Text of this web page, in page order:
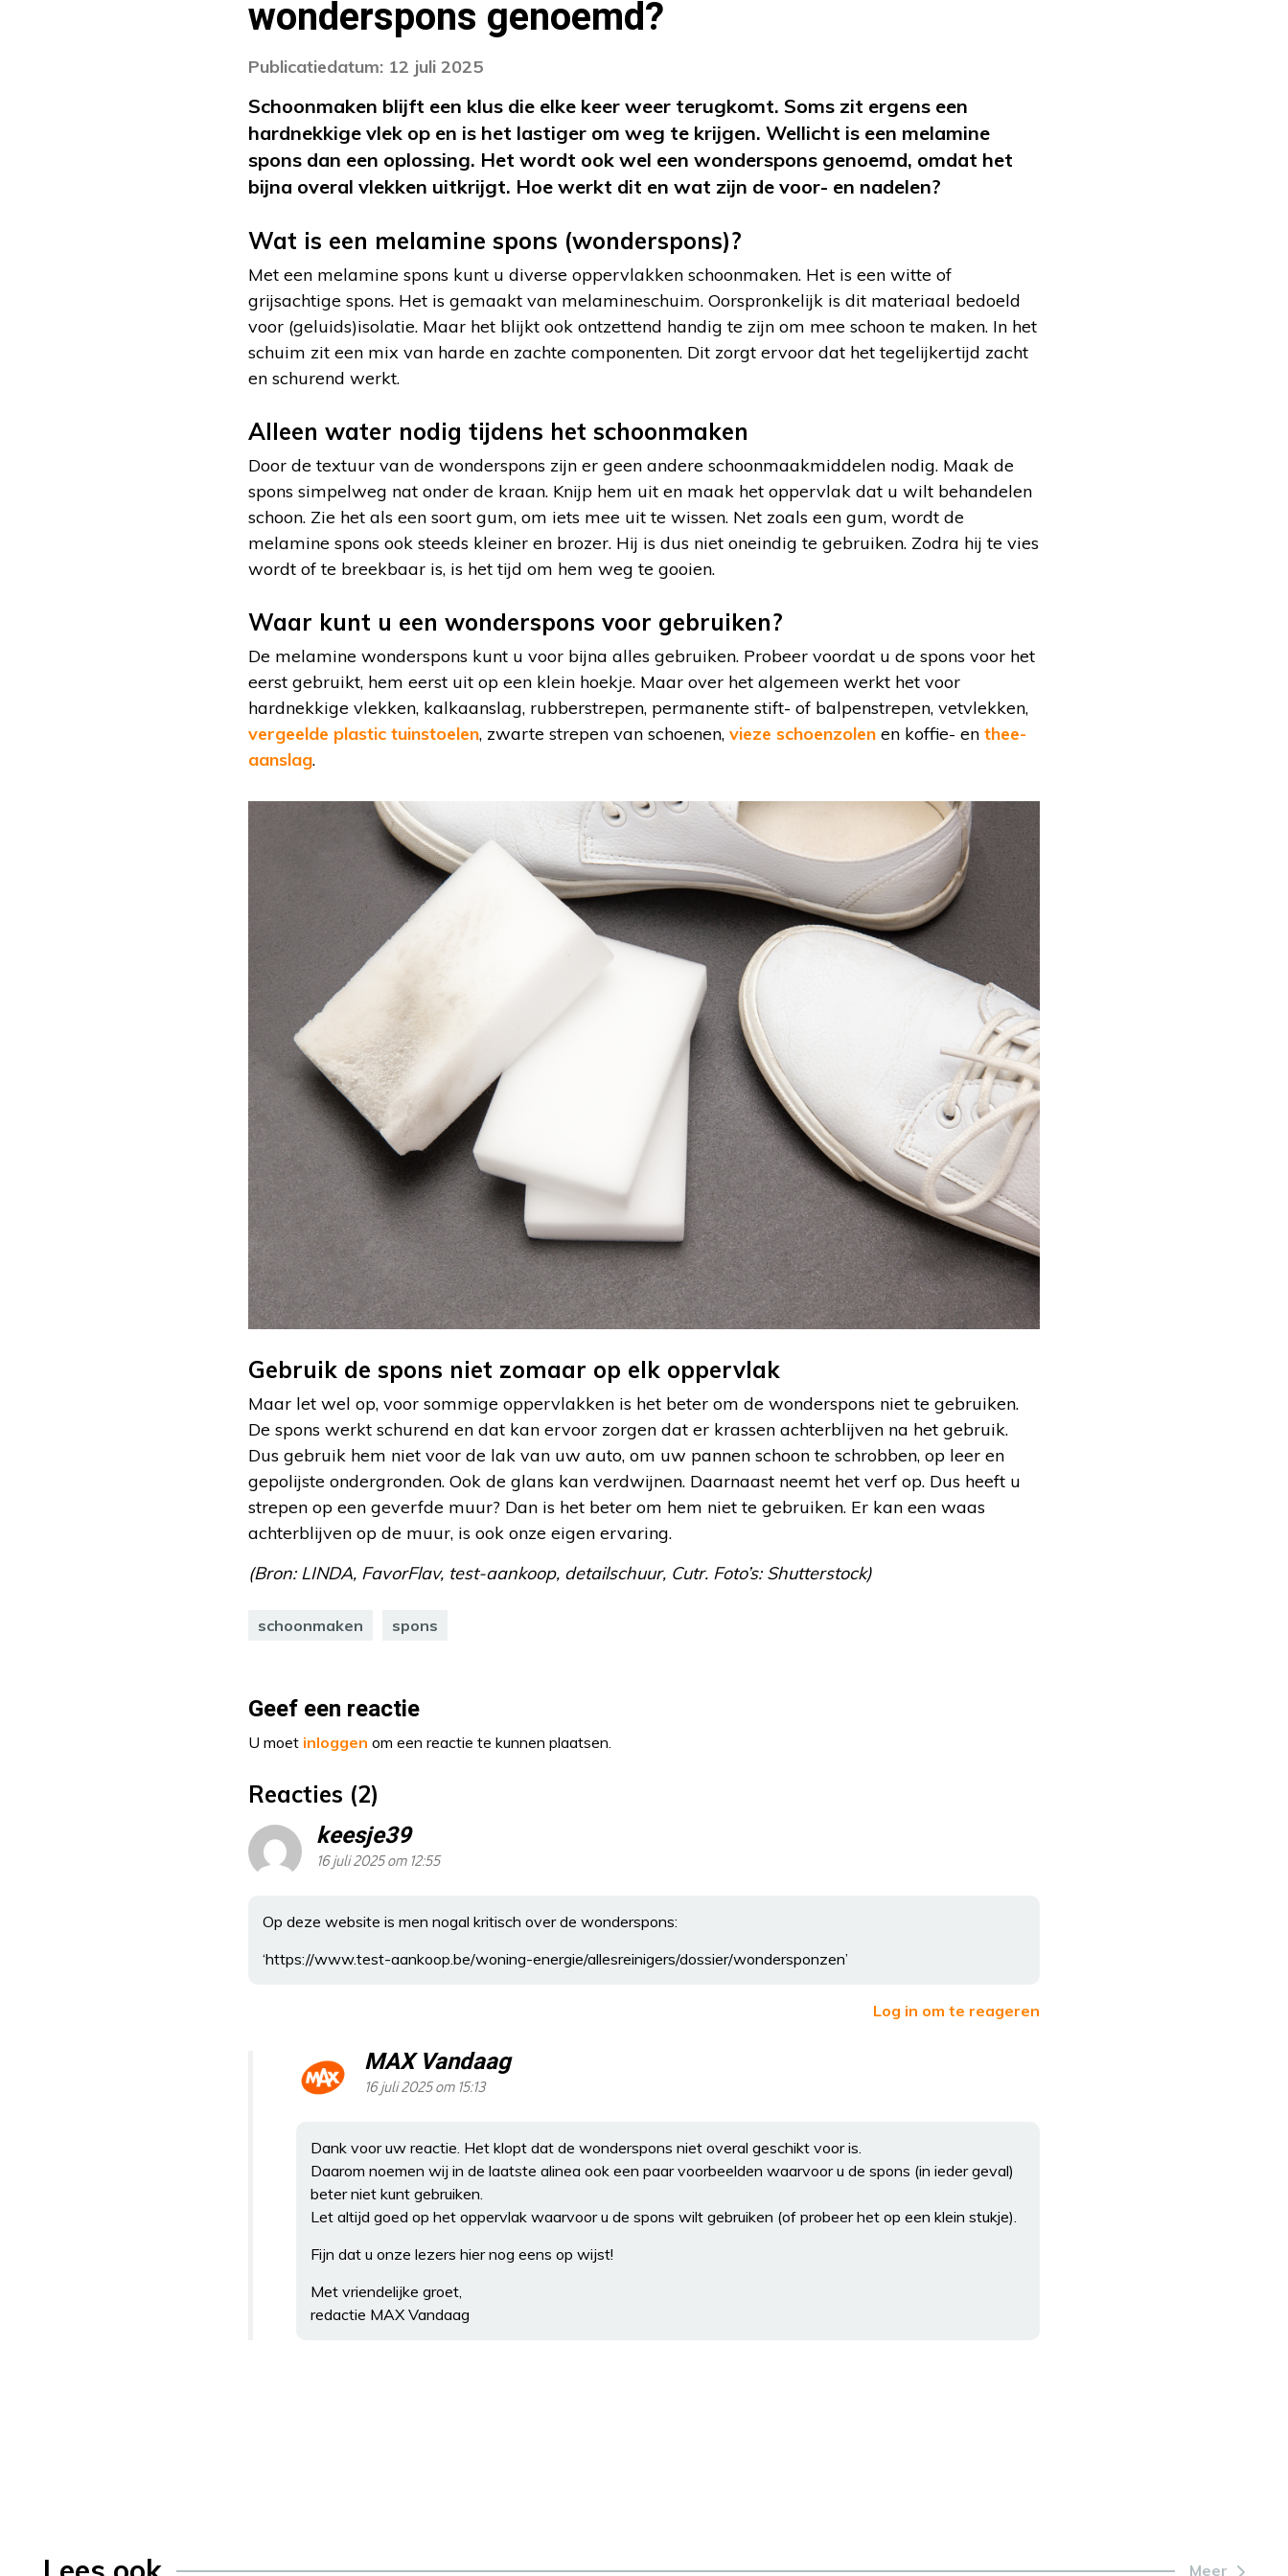
wonderspons genoemd?
Publicatiedatum: 12 juli 2025
Schoonmaken blijft een klus die elke keer weer terugkomt. Soms zit ergens een
hardnekkige vlek op en is het lastiger om weg te krijgen. Wellicht is een melamine
spons dan een oplossing. Het wordt ook wel een wonderspons genoemd, omdat het
bijna overal vlekken uitkrijgt. Hoe werkt dit en wat zijn de voor- en nadelen?
Wat is een melamine spons (wonderspons)?
Met een melamine spons kunt u diverse oppervlakken schoonmaken. Het is een witte of
grijsachtige spons. Het is gemaakt van melamineschuim. Oorspronkelijk is dit materiaal bedoeld
voor (geluids)isolatie. Maar het blijkt ook ontzettend handig te zijn om mee schoon te maken. In het
schuim zit een mix van harde en zachte componenten. Dit zorgt ervoor dat het tegelijkertijd zacht
en schurend werkt.
Alleen water nodig tijdens het schoonmaken
Door de textuur van de wonderspons zijn er geen andere schoonmaakmiddelen nodig. Maak de
spons simpelweg nat onder de kraan. Knijp hem uit en maak het oppervlak dat u wilt behandelen
schoon. Zie het als een soort gum, om iets mee uit te wissen. Net zoals een gum, wordt de
melamine spons ook steeds kleiner en brozer. Hij is dus niet oneindig te gebruiken. Zodra hij te vies
wordt of te breekbaar is, is het tijd om hem weg te gooien.
Waar kunt u een wonderspons voor gebruiken?
De melamine wonderspons kunt u voor bijna alles gebruiken. Probeer voordat u de spons voor het
eerst gebruikt, hem eerst uit op een klein hoekje. Maar over het algemeen werkt het voor
hardnekkige vlekken, kalkaanslag, rubberstrepen, permanente stift- of balpenstrepen, vetvlekken,
vergeelde plastic tuinstoelen, zwarte strepen van schoenen, vieze schoenzolen en koffie- en thee-
aanslag.
Gebruik de spons niet zomaar op elk oppervlak
Maar let wel op, voor sommige oppervlakken is het beter om de wonderspons niet te gebruiken.
De spons werkt schurend en dat kan ervoor zorgen dat er krassen achterblijven na het gebruik.
Dus gebruik hem niet voor de lak van uw auto, om uw pannen schoon te schrobben, op leer en
gepolijste ondergronden. Ook de glans kan verdwijnen. Daarnaast neemt het verf op. Dus heeft u
strepen op een geverfde muur? Dan is het beter om hem niet te gebruiken. Er kan een waas
achterblijven op de muur, is ook onze eigen ervaring.
(Bron: LINDA, FavorFlav, test-aankoop, detailschuur, Cutr. Foto’s: Shutterstock)
schoonmaken spons
Geef een reactie
U moet inloggen om een reactie te kunnen plaatsen.
Reacties (2)
keesje39
16 juli 2025 om 12:55
Op deze website is men nogal kritisch over de wonderspons:
‘https://www.test-aankoop.be/woning-energie/allesreinigers/dossier/wondersponzen’
Log in om te reageren
MAX Vandaag
16 juli 2025 om 15:13
Dank voor uw reactie. Het klopt dat de wonderspons niet overal geschikt voor is.
Daarom noemen wij in de laatste alinea ook een paar voorbeelden waarvoor u de spons (in ieder geval)
beter niet kunt gebruiken.
Let altijd goed op het oppervlak waarvoor u de spons wilt gebruiken (of probeer het op een klein stukje).
Fijn dat u onze lezers hier nog eens op wijst!
Met vriendelijke groet,
redactie MAX Vandaag
Meer